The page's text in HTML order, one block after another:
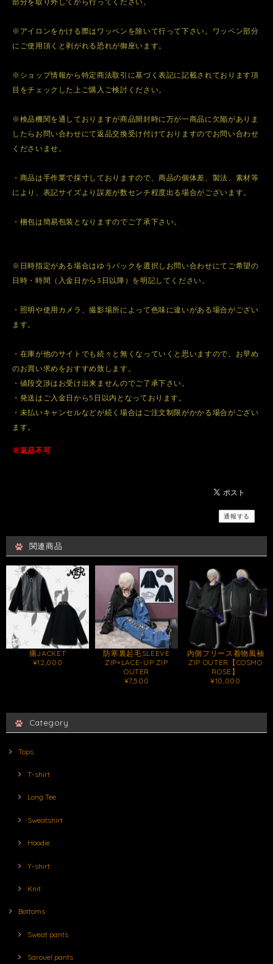
※アイロンをかける際はワッペンを除いて行って下さい。ワッペン部分
にご使用頂くと剥がれる恐れが御座います。
※ショップ情報から特定商法取引に基づく表記に記載されております項
目をチェックした上ご購入ご検討ください。
※検品機関を通しておりますが商品開封時に万が一商品に欠陥がありま
したらお問い合わせにて返品交換受け付けておりますのでお問い合わせ
くださいませ。
・商品は手作業で採寸しておりますので、商品の個体差、製法、素材等
により、表記サイズより誤差が数センチ程度出る場合がございます。
・梱包は簡易包装となりますのでご了承下さい。
※日時指定がある場合はゆうパックを選択しお問い合わせにてご希望の
日時・時間（入金日から3日以降）を明記してください。
・照明や使用カメラ、撮影場所によって色味に違いがある場合がござい
ます。
・在庫が他のサイトでも続々と無くなっていくと思いますので、お早め
のお買い求めをおすすめ致します。
・値段交渉はお受け出来ませんのでご了承下さい。
・発送はご入金日から5日以内となっております。
・未払いキャンセルなどが続く場合はご注文制限がかかる場合がござい
ます。
※返品不可
通報する
関連商品
痛JACKET
¥12,000
防寒裏起毛SLEEVE
ZIP×LACE-UP ZIP
OUTER
¥7,500
内側フリース着物風袖
ZIP OUTER【COSMO
ROSE】
¥10,000
Category
Tops
T-shirt
Long Tee
Sweatshirt
Hoodie
Y-shirt
Knit
Bottoms
Sweat pants
Sarouel pants